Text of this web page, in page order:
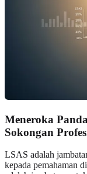
Meneroka
Sokongan
LSAS adalah
kepada pemahaman